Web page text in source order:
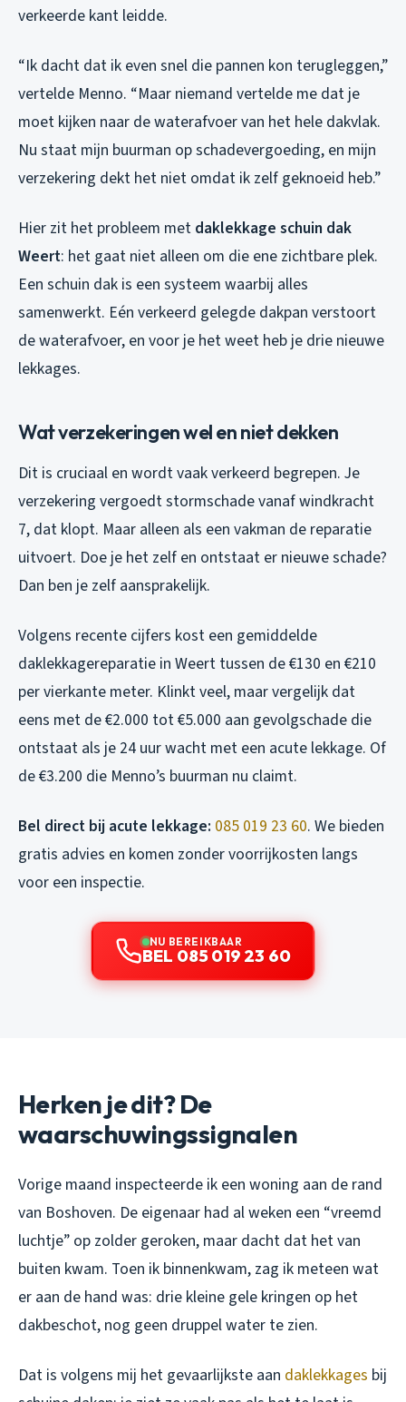
verkeerde kant leidde.
“Ik dacht dat ik even snel die pannen kon terugleggen,”
vertelde Menno. “Maar niemand vertelde me dat je
moet kijken naar de waterafvoer van het hele dakvlak.
Nu staat mijn buurman op schadevergoeding, en mijn
verzekering dekt het niet omdat ik zelf geknoeid heb.”
Hier zit het probleem met daklekkage schuin dak
Weert: het gaat niet alleen om die ene zichtbare plek.
Een schuin dak is een systeem waarbij alles
samenwerkt. Eén verkeerd gelegde dakpan verstoort
de waterafvoer, en voor je het weet heb je drie nieuwe
lekkages.
Wat verzekeringen wel en niet dekken
Dit is cruciaal en wordt vaak verkeerd begrepen. Je
verzekering vergoedt stormschade vanaf windkracht
7, dat klopt. Maar alleen als een vakman de reparatie
uitvoert. Doe je het zelf en ontstaat er nieuwe schade?
Dan ben je zelf aansprakelijk.
Volgens recente cijfers kost een gemiddelde
daklekkagereparatie in Weert tussen de €130 en €210
per vierkante meter. Klinkt veel, maar vergelijk dat
eens met de €2.000 tot €5.000 aan gevolgschade die
ontstaat als je 24 uur wacht met een acute lekkage. Of
de €3.200 die Menno’s buurman nu claimt.
Bel direct bij acute lekkage: 085 019 23 60. We bieden
gratis advies en komen zonder voorrijkosten langs
voor een inspectie.
NU BEREIKBAAR
BEL 085 019 23 60
Herken je dit? De
waarschuwingssignalen
Vorige maand inspecteerde ik een woning aan de rand
van Boshoven. De eigenaar had al weken een “vreemd
luchtje” op zolder geroken, maar dacht dat het van
buiten kwam. Toen ik binnenkwam, zag ik meteen wat
er aan de hand was: drie kleine gele kringen op het
dakbeschot, nog geen druppel water te zien.
Dat is volgens mij het gevaarlijkste aan daklekkages bij